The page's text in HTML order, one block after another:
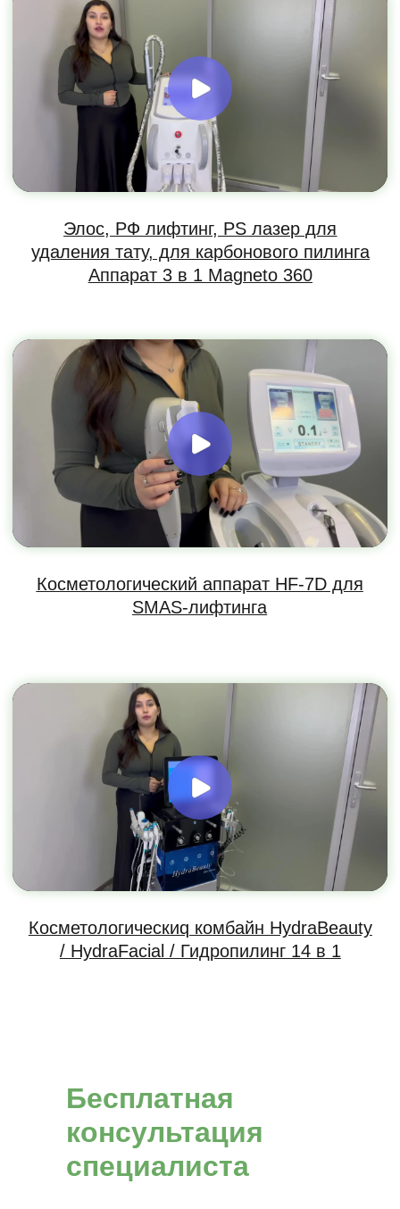
Бесплатная
консультация
специалиста
Ответы на часто-
задаваемые вопросы
Наши партнеры